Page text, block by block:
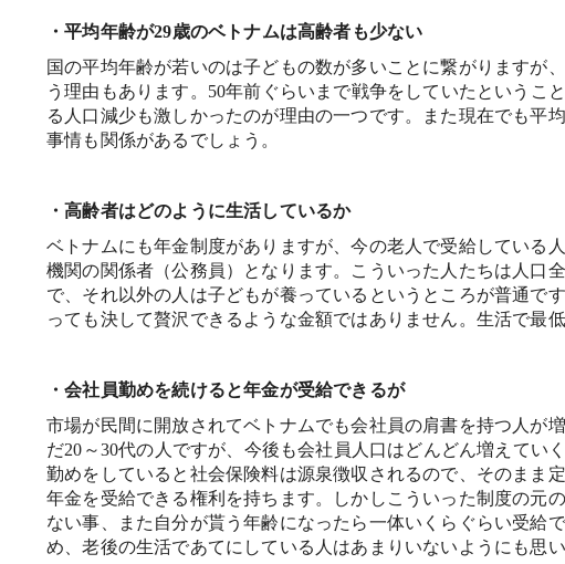
・平均年齢が29歳のベトナムは高齢者も少ない
国の平均年齢が若いのは子どもの数が多いことに繋がりますが
う理由もあります。50年前ぐらいまで戦争をしていたというこ
る人口減少も激しかったのが理由の一つです。また現在でも平
事情も関係があるでしょう。
・高齢者はどのように生活しているか
ベトナムにも年金制度がありますが、今の老人で受給している
機関の関係者（公務員）となります。こういった人たちは人口
で、それ以外の人は子どもが養っているというところが普通で
っても決して贅沢できるような金額ではありません。生活で最
・会社員勤めを続けると年金が受給できるが
市場が民間に開放されてベトナムでも会社員の肩書を持つ人が
だ20～30代の人ですが、今後も会社員人口はどんどん増えてい
勤めをしていると社会保険料は源泉徴収されるので、そのまま
年金を受給できる権利を持ちます。しかしこういった制度の元
ない事、また自分が貰う年齢になったら一体いくらぐらい受給
め、老後の生活であてにしている人はあまりいないようにも思い